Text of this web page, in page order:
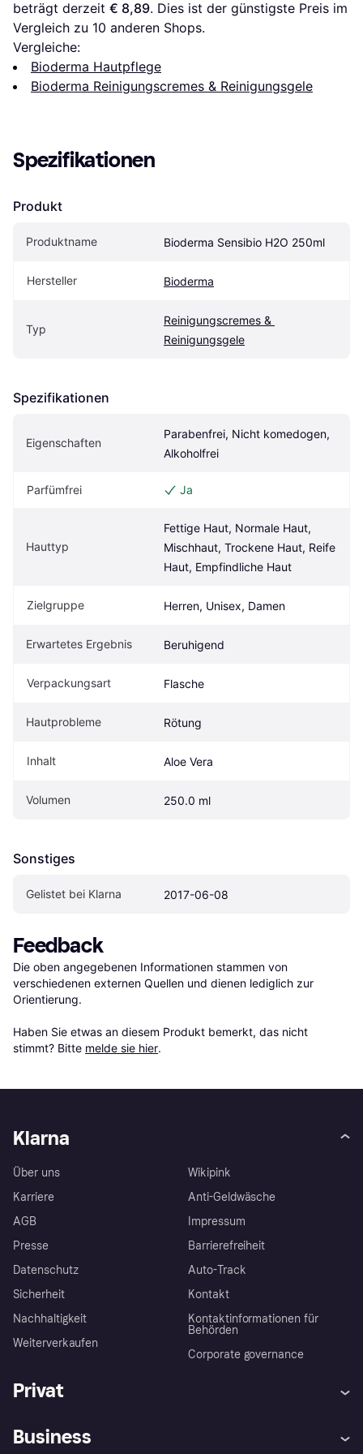
beträgt derzeit € 8,89. Dies ist der günstigste Preis im
Vergleich zu 10 anderen Shops.
Vergleiche:
Bioderma Hautpflege
Bioderma Reinigungscremes & Reinigungsgele
Spezifikationen
Produkt
Produktname Bioderma Sensibio H2O 250ml
Hersteller Bioderma
Typ
Reinigungscremes &
Reinigungsgele
Spezifikationen
Eigen­schaften
Parabenfrei, Nicht komedogen,
Alkoholfrei
Parfümfrei Ja
Hauttyp
Fettige Haut, Normale Haut,
Mischhaut, Trockene Haut, Reife
Haut, Empfindliche Haut
Zielgruppe Herren, Unisex, Damen
Erwartetes Ergebnis Beruhigend
Verpackungsart Flasche
Hautprobleme Rötung
Inhalt Aloe Vera
Volumen 250.0 ml
Sonstiges
Gelistet bei Klarna 2017-06-08
Feedback
Die oben angegebenen Informationen stammen von
verschiedenen externen Quellen und dienen lediglich zur
Orientierung.
Haben Sie etwas an diesem Produkt bemerkt, das nicht
stimmt? Bitte melde sie hier.
Klarna
Über uns
Karriere
AGB
Presse
Datenschutz
Sicherheit
Nachhaltigkeit
Weiterverkaufen
Wikipink
Anti-Geldwäsche
Impressum
Barrierefreiheit
Auto-Track
Kontakt
Kontaktinformationen für
Behörden
Corporate governance
Privat
Business